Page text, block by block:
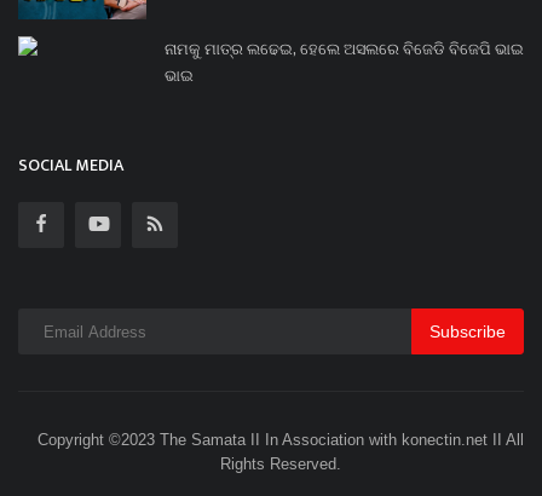
ନାମକୁ ମାତ୍ର ଲଢେଇ, ହେଲେ ଅସଲରେ ବିଜେଡି ବିଜେପି ଭାଇ
ଭାଇ
SOCIAL MEDIA
Subscribe
Copyright ©2023 The Samata II In Association with konectin.net II All
Rights Reserved.